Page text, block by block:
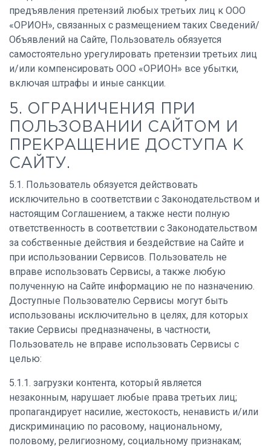
предъявления претензий любых третьих лиц к ООО
«ОРИОН», связанных с размещением таких Сведений/
Объявлений на Сайте, Пользователь обязуется
самостоятельно урегулировать претензии третьих лиц
и/или компенсировать ООО «ОРИОН» все убытки,
включая штрафы и иные санкции.
5. ОГРАНИЧЕНИЯ ПРИ
ПОЛЬЗОВАНИИ САЙТОМ И
ПРЕКРАЩЕНИЕ ДОСТУПА К
САЙТУ.
5.1. Пользователь обязуется действовать
исключительно в соответствии с Законодательством и
настоящим Соглашением, а также нести полную
ответственность в соответствии с Законодательством
за собственные действия и бездействие на Сайте и
при использовании Сервисов. Пользователь не
вправе использовать Сервисы, а также любую
полученную на Сайте информацию не по назначению.
Доступные Пользователю Сервисы могут быть
использованы исключительно в целях, для которых
такие Сервисы предназначены, в частности,
Пользователь не вправе использовать Сервисы с
целью:
5.1.1. загрузки контента, который является
незаконным, нарушает любые права третьих лиц;
пропагандирует насилие, жестокость, ненависть и/или
дискриминацию по расовому, национальному,
половому, религиозному, социальному признакам;